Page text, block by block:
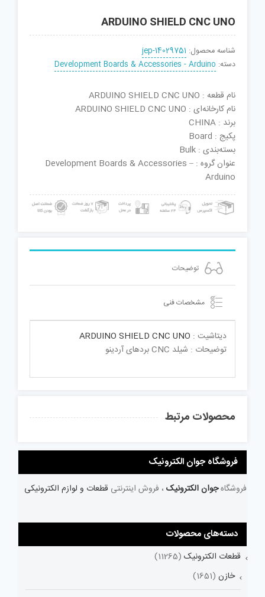
ARDUINO SHIELD CNC UNO
شناسه محصول: jep-14029751
دسته: Development Boards & Accessories - Arduino
نام قطعه : ARDUINO SHIELD CNC UNO
نام کارخانه‌ای : ARDUINO SHIELD CNC UNO
برند : CHINA
پکیج : Board
بسته‌بندی : Bulk
عنوان گروه : Development Boards & Accessories –
Arduino
توضیحات
مشخصات فنی
دیتاشیت : ARDUINO SHIELD CNC UNO
توضیحات : شیلد CNC بردهای آردینو
محصولات مرتبط
فروشگاه جوان الکترونیک
فروشگاهجوان الکترونیک ، فروش اینترنتی قطعات و لوازم الکترونیکی
دسته‌های محصولات
قطعات الکترونیک (11265)
خازن (1651)